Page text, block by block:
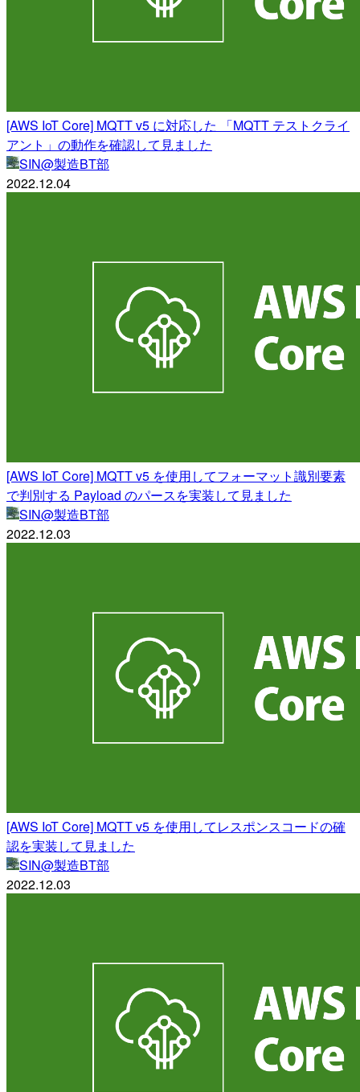
[AWS IoT Core] MQTT v5 に対応した 「MQTT テストクライ
アント」の動作を確認して見ました
SIN@製造BT部
2022.12.04
[AWS IoT Core] MQTT v5 を使用してフォーマット識別要素
で判別する Payload のパースを実装して見ました
SIN@製造BT部
2022.12.03
[AWS IoT Core] MQTT v5 を使用してレスポンスコードの確
認を実装して見ました
SIN@製造BT部
2022.12.03